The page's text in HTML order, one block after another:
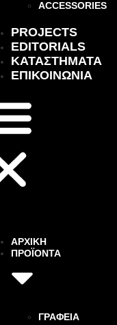
ACCESSORIES
PROJECTS
EDITORIALS
ΚΑΤΑΣΤΉΜΑΤΑ
ΕΠΙΚΟΙΝΩΝΙΑ
ΑΡΧΙΚΗ
ΠΡΟΪΟΝΤΑ
ΓΡΑΦΕΙΑ